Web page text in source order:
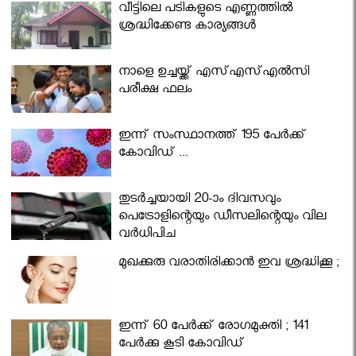
വീട്ടിലെ പടികളുടെ എണ്ണത്തിൽ
ശ്രദ്ധിക്കേണ്ട കാര്യങ്ങൾ
നാളെ ഉച്ചയ്ക്ക് എസ്എസ്എല്‍സി
പരീക്ഷ ഫലം
ഇന്ന് സംസ്ഥാനത്ത് 195 പേര്‍ക്ക്
കോവിഡ് ...
തുടർച്ചയായി 20-ാം ദിവസവും
പെട്രോളിന്റെയും ഡീസലിന്റെയും വില
വര്‍ധിപ്പിച്ചു
മുഖക്കുരു വരാതിരിക്കാന്‍ ഇവ ശ്രദ്ധിക്കൂ ;
ഇന്ന് 60 പേർക്ക് രോഗമുക്തി ; 141
പേര്‍ക്കു കൂടി കോവിഡ്